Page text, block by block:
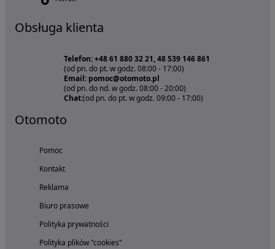
Obsługa klienta
Telefon: +48 61 880 32 21, 48 539 146 861
(od pn. do pt. w godz. 08:00 - 17:00)
Email: pomoc@otomoto.pl
(od pn. do nd. w godz. 08:00 - 20:00)
Chat:(od pn. do pt. w godz. 09:00 - 17:00)
Otomoto
Pomoc
Kontakt
Reklama
Biuro prasowe
Polityka prywatności
Polityka plików "cookies"